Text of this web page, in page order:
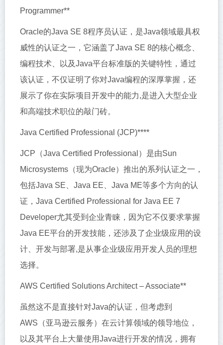
Programmer**
Oracle的Java SE 8程序员认证，是Java领域最具权
威性的认证之一，它涵盖了Java SE 8的核心概念、
编程技术、以及Java平台标准版的关键特性，通过
该认证，不仅证明了你对Java编程的深厚掌握，还
展示了你在实际项目开发中的能力,是进入大型企业
和高端技术职位的敲门砖。
Java Certified Professional (JCP)****
JCP（Java Certified Professional）是由Sun
Microsystems（现为Oracle）推出的系列认证之一，
包括Java SE、Java EE、Java ME等多个方向的认
证，Java Certified Professional for Java EE 7
Developer尤其受到企业青睐，因为它不仅要求掌握
Java EE平台的开发技能，还涉及了企业级应用的设
计、开发与部署,是从事企业级应用开发人员的理想
选择。
AWS Certified Solutions Architect – Associate**
虽然这不是直接针对Java的认证，但考虑到
AWS（亚马逊云服务）在云计算领域的领导地位，
以及其平台上大量使用Java进行开发的情况，拥有